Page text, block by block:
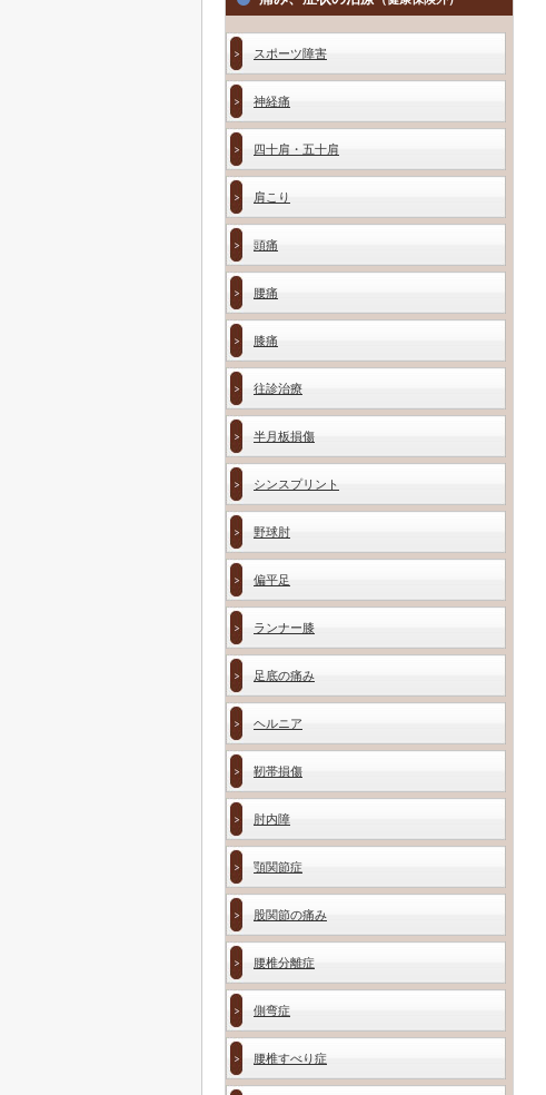
スポーツ障害
神経痛
四十肩・五十肩
肩こり
頭痛
腰痛
膝痛
往診治療
半月板損傷
シンスプリント
野球肘
偏平足
ランナー膝
足底の痛み
ヘルニア
靭帯損傷
肘内障
顎関節症
股関節の痛み
腰椎分離症
側弯症
腰椎すべり症